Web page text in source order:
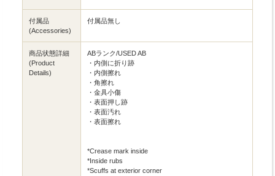
付属品
(Accessories)
付属品無し
商品状態詳細
(Product
Details)
ABランク/USED AB
・内側に折り跡
・内側擦れ
・角擦れ
・金具小傷
・表面押し跡
・表面汚れ
・表面擦れ
*Crease mark inside
*Inside rubs
*Scuffs at exterior corner